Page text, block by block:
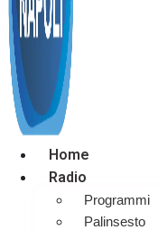
Home
Radio
Programmi
Palinsesto